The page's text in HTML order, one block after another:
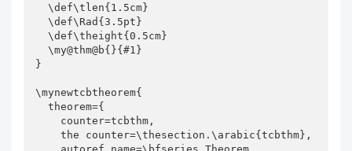
  \def\tlen{1.5cm}
  \def\Rad{3.5pt}
  \def\theight{0.5cm}
  \my@thm@b{}{#1}
}
\mynewtcbtheorem{
  theorem={
    the counter=\thesection.\arabic{tcbthm},